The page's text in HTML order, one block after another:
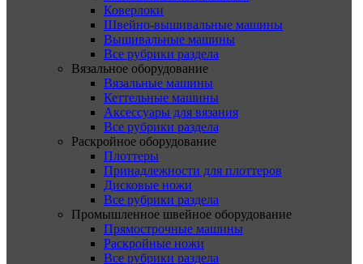
Коверлоки
Швейно-вышивальные машины
Вышивальные машины
Все рубрики раздела
Вязальное оборудование
Вязальные машины
Кеттельные машины
Аксессуары для вязания
Все рубрики раздела
Раскройное оборудование
Плоттеры
Принадлежности для плоттеров
Дисковые ножи
Все рубрики раздела
Промышленное швейное оборудование
Прямострочные машины
Раскройные ножи
Все рубрики раздела